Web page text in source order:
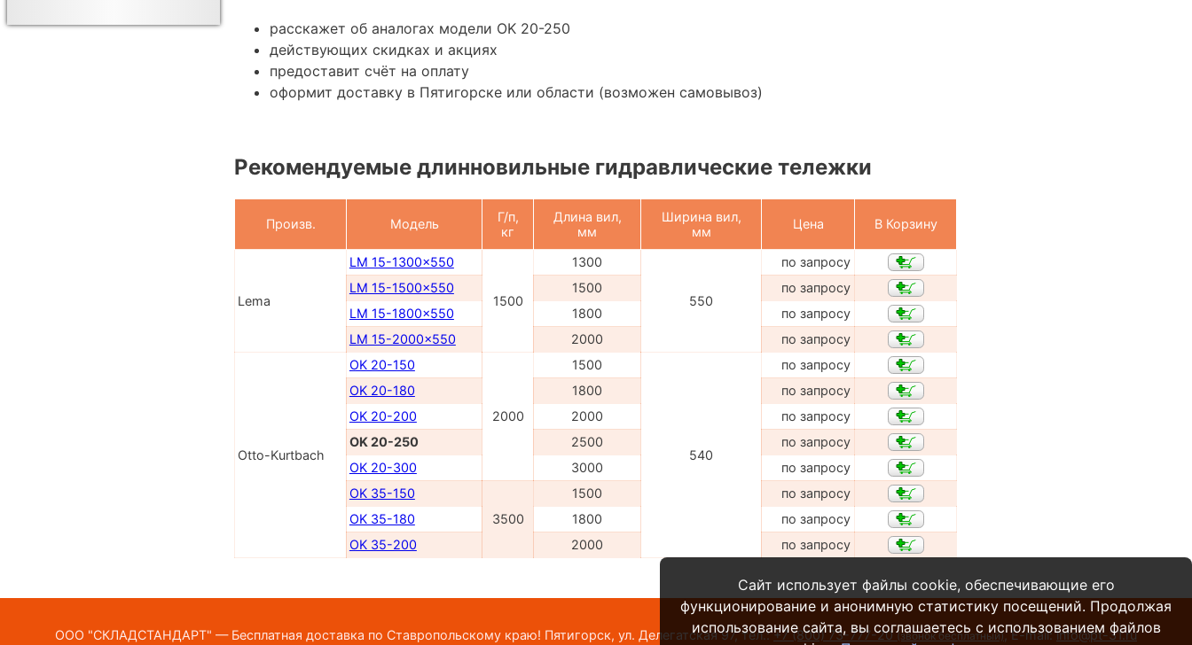
расскажет об аналогах модели OK 20-250
действующих скидках и акциях
предоставит счёт на оплату
оформит доставку в Пятигорске или области (возможен самовывоз)
Рекомендуемые длинновильные гидравлические тележки
Произв. Модель
Г/п,
кг
Длина вил,
мм
Ширина вил,
мм
Цена В Корзину
Lema
LM 15-1300x550
1500
1300
550
по запросу
LM 15-1500x550
1500
по запросу
LM 15-1800x550
1800
по запросу
LM 15-2000x550
2000 по запросу
Otto-Kurtbach
OK 20-150
2000
1500
540
по запросу
OK 20-180
1800
по запросу
OK 20-200
2000
по запросу
OK 20-250
2500
по запросу
OK 20-300
3000
по запросу
OK 35-150
3500
1500
по запросу
OK 35-180
1800
по запросу
OK 35-200
2000 по запросу
ООО "СКЛАДСТАНДАРТ" — Бесплатная доставка по Ставропольскому краю! Пятигорск, ул. Делегатская 97,тел.:+7 (800) 73-777-20(звонок бесплатный),E-mail:info@pt-31.ru
Сайт использует файлы cookie, обеспечивающие его
функционирование и анонимную статистику посещений. Продолжая
использование сайта, вы соглашаетесь с использованием файлов